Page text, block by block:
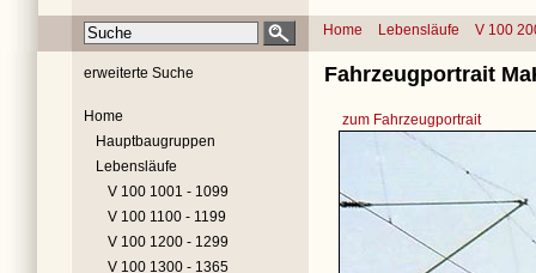
Home Lebensläufe V 100
erweiterte Suche
Home
Hauptbaugruppen
Lebensläufe
V 100 1001 - 1099
V 100 1100 - 1199
V 100 1200 - 1299
V 100 1300 - 1365
Fahrzeugportrait
zum Fahrzeugportrait